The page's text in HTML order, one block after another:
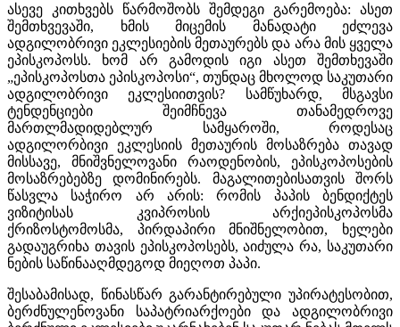
ასევე კითხვებს წარმოშობს შემდეგი გარემოება: ასეთ
შემთხვევაში, ხმის მიცემის მანადატი ეძლევა
ადგილობრივი ეკლესიების მეთაურებს და არა მის ყველა
ეპისკოპოსს. ხომ არ გამოდის იგი ასეთ შემთხევაში
„ეპისკოპოსთა ეპისკოპოსი“, თუნდაც მხოლოდ საკუთარი
ადგილობრივი ეკლესიითვის? სამწუხარდ, მსგავსი
ტენდენციები შეიმჩნევა თანამედროვე
მართლმადიდებლურ სამყაროში, როდესაც
ადგილორბივი ეკლესიის მეთაურის მოსაზრება თავად
მისსავე, მნიშვნელოვანი რაოდენობის, ეპისკოპოსების
მოსაზრებებზე დომინირებს. მაგალითებისათვის შორს
წასვლა საჭირო არ არის: რომის პაპის ბენდიქტეს
ვიზიტისას კვიპროსის არქიეპისკოპოსმა
ქრიზოსტომოსმა, პირდაპირი მნიშნელობით, ხელები
გადაუგრიხა თავის ეპისკოპოსებს, აიძულა რა, საკუთარი
ნების საწინააღმდეგოდ მიეღოთ პაპი.
შესაბამისად, წინასწარ გარანტირებული უპირატესობით,
ბერძნულენოვანი საპატრიარქოები და ადგილობრივი